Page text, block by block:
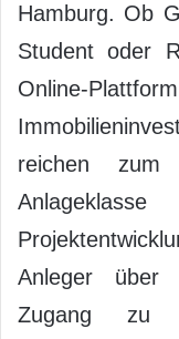
Hamburg. Ob
Student oder
Online-
reichen
Anleger über
Zugang zu